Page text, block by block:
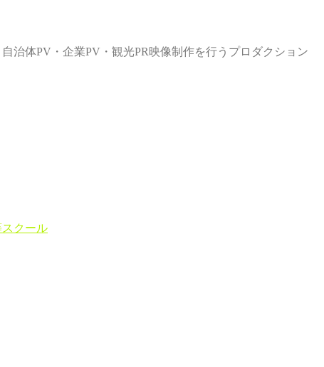
治体PV・企業PV・観光PR映像制作を行うプロダクション
クール